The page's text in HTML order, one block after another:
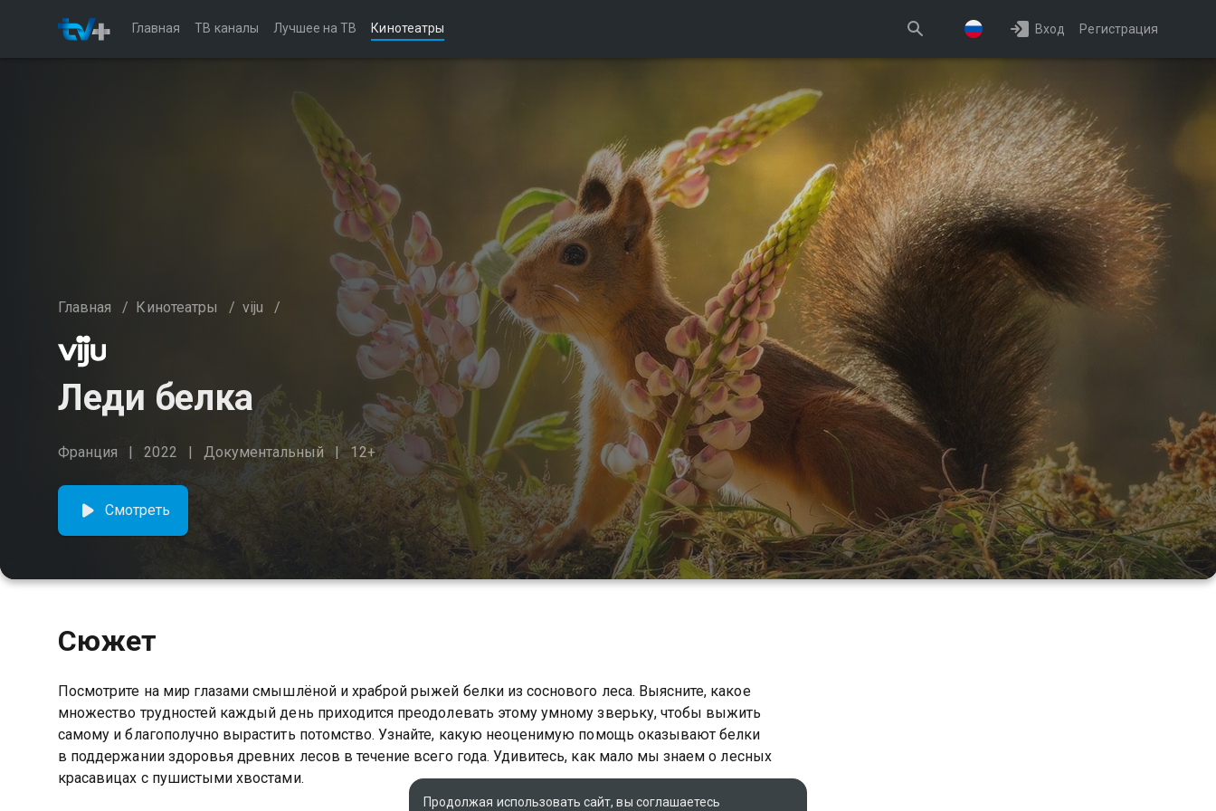
Главная ТВ каналы Лучшее на ТВ Кинотеатры Вход Регистрация
Главная / Кинотеатры / viju /
Леди белка
Франция 2022 Документальный 12+
Смотреть
Сюжет
Посмотрите на мир глазами смышлёной и храброй рыжей белки из соснового леса. Выясните, какое
множество трудностей каждый день приходится преодолевать этому умному зверьку, чтобы выжить
самому и благополучно вырастить потомство. Узнайте, какую неоценимую помощь оказывают белки
в поддержании здоровья древних лесов в течение всего года. Удивитесь, как мало мы знаем о лесных
красавицах с пушистыми хвостами.
Продолжая использовать сайт, вы соглашаетесь